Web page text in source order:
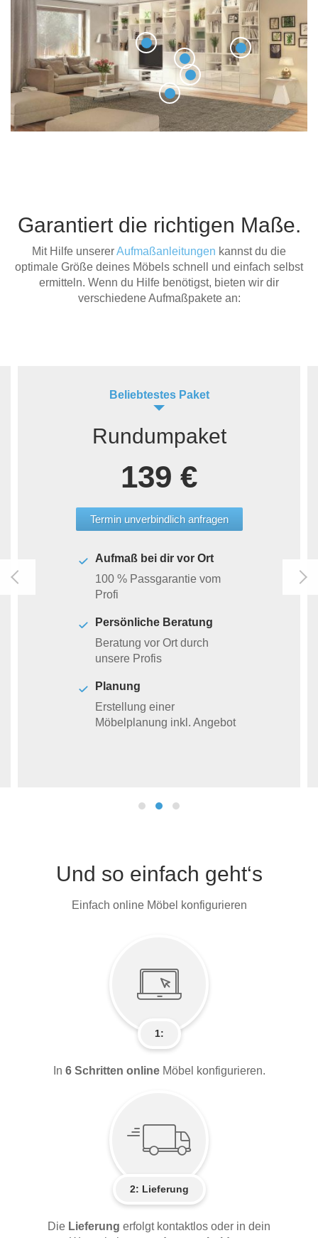
Garantiert die richtigen Maße.
Mit Hilfe unsererAufmaßanleitungen kannst du die
optimale Größe deines Möbels schnell und einfach selbst
ermitteln. Wenn du Hilfe benötigst, bieten wir dir
verschiedene Aufmaßpakete an:
Beliebtestes Paket
Rundumpaket
139 €
Termin unverbindlich anfragen
Aufmaß bei dir vor Ort
100 % Passgarantie vom
Profi
Persönliche Beratung
Beratung vor Ort durch
unsere Profis
Planung
Erstellung einer
Möbelplanung inkl. Angebot
Und so einfach geht‘s
Einfach online Möbel konfigurieren
1:
In 6 Schritten online Möbel konfigurieren.
2: Lieferung
Die Lieferung erfolgt kontaktlos oder in dein